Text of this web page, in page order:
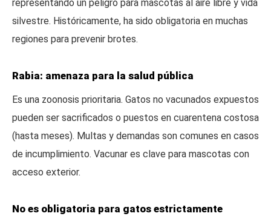
representando un peligro para mascotas al aire libre y vida
silvestre. Históricamente, ha sido obligatoria en muchas
regiones para prevenir brotes.
Rabia: amenaza para la salud pública
Es una zoonosis prioritaria. Gatos no vacunados expuestos
pueden ser sacrificados o puestos en cuarentena costosa
(hasta meses). Multas y demandas son comunes en casos
de incumplimiento. Vacunar es clave para mascotas con
acceso exterior.
No es obligatoria para gatos estrictamente